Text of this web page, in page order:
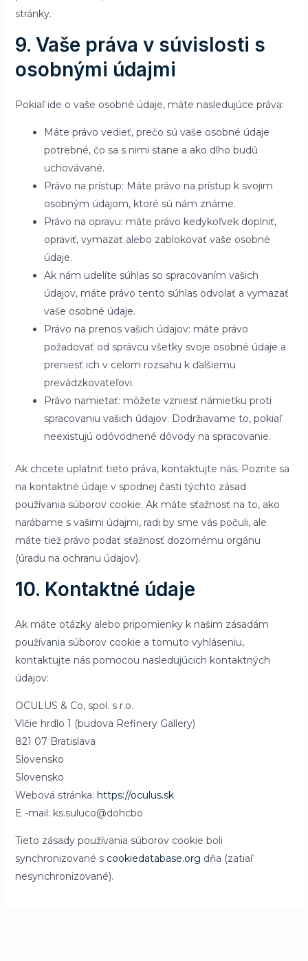
stránky.
9. Vaše práva v súvislosti s
osobnými údajmi
Pokiaľ ide o vaše osobné údaje, máte nasledujúce práva:
Máte právo vedieť, prečo sú vaše osobné údaje
potrebné, čo sa s nimi stane a ako dlho budú
uchovávané.
Právo na prístup: Máte právo na prístup k svojim
osobným údajom, ktoré sú nám známe.
Právo na opravu: máte právo kedykoľvek doplniť,
opraviť, vymazať alebo zablokovať vaše osobné
údaje.
Ak nám udelíte súhlas so spracovaním vašich
údajov, máte právo tento súhlas odvolať a vymazať
vaše osobné údaje.
Právo na prenos vašich údajov: máte právo
požadovať od správcu všetky svoje osobné údaje a
preniesť ich v celom rozsahu k ďalšiemu
prevádzkovateľovi.
Právo namietať: môžete vzniesť námietku proti
spracovaniu vašich údajov. Dodržiavame to, pokiaľ
neexistujú odôvodnené dôvody na spracovanie.
Ak chcete uplatniť tieto práva, kontaktujte nás. Pozrite sa
na kontaktné údaje v spodnej časti týchto zásad
používania súborov cookie. Ak máte sťažnosť na to, ako
narábame s vašimi údajmi, radi by sme vás počuli, ale
máte tiež právo podať sťažnosť dozornému orgánu
(úradu na ochranu údajov).
10. Kontaktné údaje
Ak máte otázky alebo pripomienky k našim zásadám
používania súborov cookie a tomuto vyhláseniu,
kontaktujte nás pomocou nasledujúcich kontaktných
údajov:
OCULUS & Co, spol. s r.o.
Vlčie hrdlo 1 (budova Refinery Gallery)
821 07 Bratislava
Slovensko
Slovensko
Webová stránka: https://oculus.sk
E -mail: ks.suluco@dohcbo
Tieto zásady používania súborov cookie boli
synchronizované s cookiedatabase.org dňa (zatiaľ
nesynchronizované).